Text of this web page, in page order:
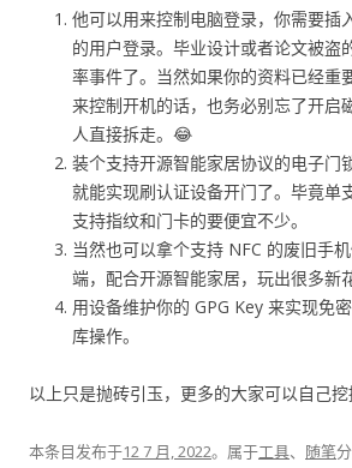
他可以用来控制电脑登录，你需要插
的用户登录。毕业设计或者论文被盗
率事件了。当然如果你的资料已经重
来控制开机的话，也务必别忘了开启
人直接拆走。😂
装个支持开源智能家居协议的电子门
就能实现刷认证设备开门了。毕竟单
支持指纹和门卡的要便宜不少。
当然也可以拿个支持 NFC 的废旧手
端，配合开源智能家居，玩出很多新
用设备维护你的 GPG Key 来实现免
库操作。
以上只是抛砖引玉，更多的大家可以自己挖
本条目发布于12 7 月, 2022。属于工具、 随笔